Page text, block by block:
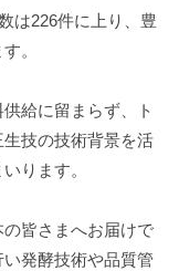
は226件に上り、豊
。
給に留まらず、ト
技の技術背景を活
ります。
皆さまへお届けで
発酵技術や品質管